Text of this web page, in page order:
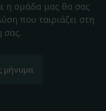
η ομάδα μας θα σας
που ταιριάζει στη
σας.
μήνυμα